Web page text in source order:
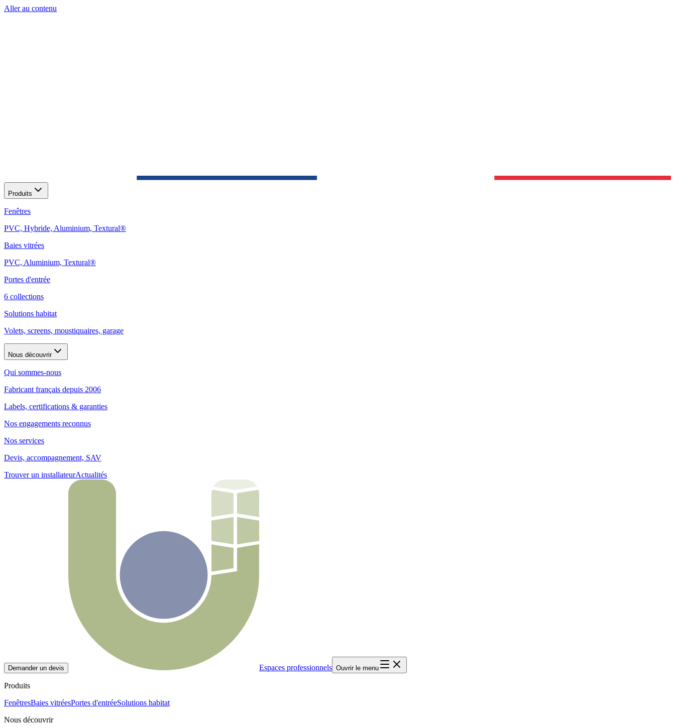
Aller au contenu
Produits
Fenêtres
PVC, Hybride, Aluminium, Textural®
Baies vitrées
PVC, Aluminium, Textural®
Portes d'entrée
6 collections
Solutions habitat
Volets, screens, moustiquaires, garage
Nous découvrir
Qui sommes-nous
Fabricant français depuis 2006
Labels, certifications & garanties
Nos engagements reconnus
Nos services
Devis, accompagnement, SAV
Trouver un installateurActualités
Demander un devis Espaces professionnels Ouvrir le menu
Produits
FenêtresBaies vitréesPortes d'entréeSolutions habitat
Nous découvrir